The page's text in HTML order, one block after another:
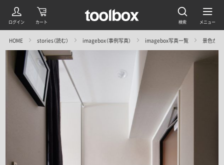
HOME stories（読む） imagebox（事例写真） imagebox写真一覧 景色が